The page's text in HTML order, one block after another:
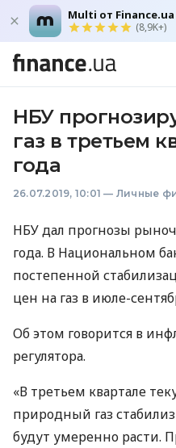
Multi от Finance.ua
(8,9K+)
НБУ
газ в третьем
года
26.07.2019, 10:01 — Личные
НБУдал прогнозы
года. В Национальном
постепенной
цен на газ в июле-
Об этом говорится в
регулятора.
«В третьем квартале
природный газ
будут умеренно расти.